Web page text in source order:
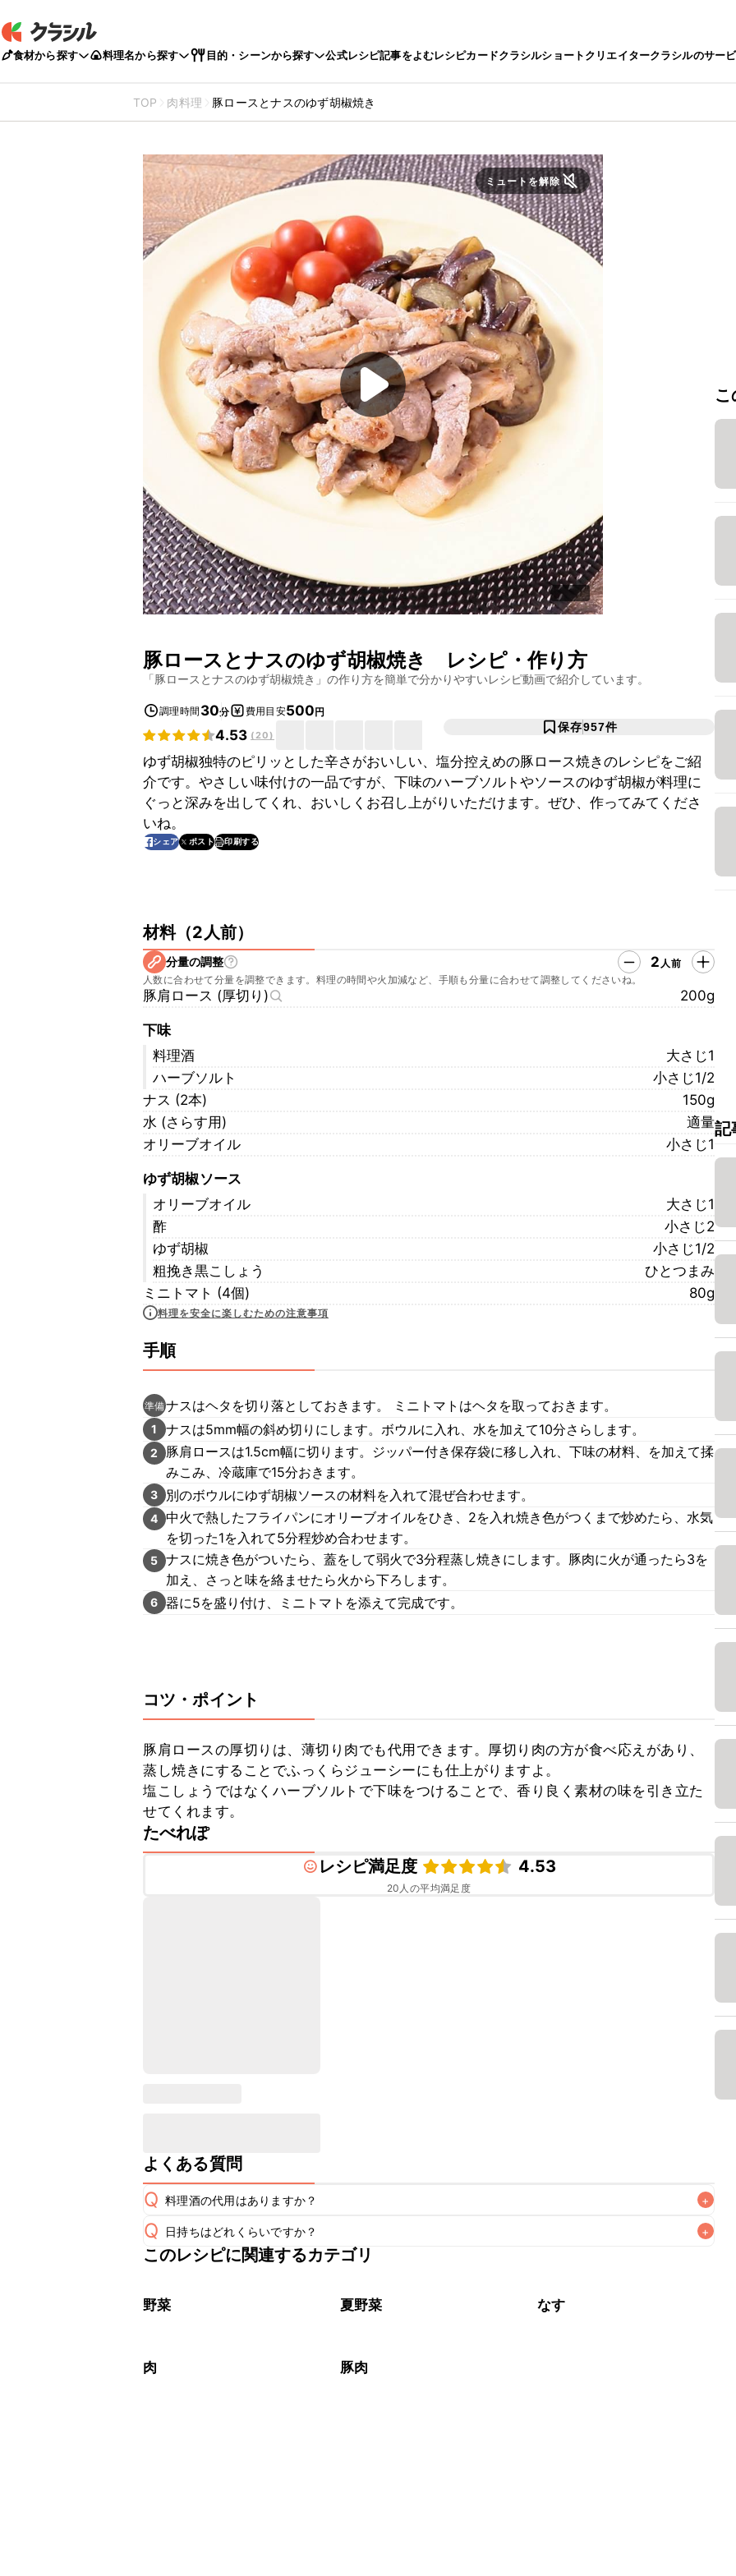
食材から探す 料理名から探す 目的・シーンから探す 公式レシピ記事をよむレシピカードクラシルショートクリエイタークラシルのサー
TOP 肉料理 豚ロースとナスのゆず胡椒焼き
ミュートを解除
豚ロースとナスのゆず胡椒焼き レシピ・作り方
「豚ロースとナスのゆず胡椒焼き 」の作り方を簡単で分かりやすいレシピ動画で紹介しています。
調理時間 30分 費用目安500円
4.53 (20)
保存957件
ゆず胡椒独特のピリッとした辛さがおいしい、塩分控えめの豚ロース焼きのレシピをご紹
介です。やさしい味付けの一品ですが、下味のハーブソルトやソースのゆず胡椒が料理に
ぐっと深みを出してくれ、おいしくお召し上がりいただけます。ぜひ、作ってみてくださ
いね。
シェア ポスト 印刷する
材料（2人前）
分量の調整 2 人前
人数に合わせて分量を調整できます。料理の時間や火加減など、手順も分量に合わせて調整してくださいね。
豚肩ロース (厚切り) 200g
下味
料理酒
大さじ1
ハーブソルト
小さじ1/2
ナス (2本)
150g
水 (さらす用)
適量
オリーブオイル
小さじ1
ゆず胡椒ソース
オリーブオイル
大さじ1
酢
小さじ2
ゆず胡椒
小さじ1/2
粗挽き黒こしょう
ひとつまみ
ミニトマト (4個)
80g
料理を安全に楽しむための注意事項
手順
準備ナスはヘタを切り落としておきます。 ミニトマトはヘタを取っておきます。
1 ナスは5mm幅の斜め切りにします。ボウルに入れ、水を加えて10分さらします。
2
豚肩ロースは1.5cm幅に切ります。ジッパー付き保存袋に移し入れ、下味の材料、を加えて揉
みこみ、冷蔵庫で15分おきます。
3 別のボウルにゆず胡椒ソースの材料を入れて混ぜ合わせます。
4 中火で熱したフライパンにオリーブオイルをひき、2を入れ焼き色がつくまで炒めたら、水気
を切った1を入れて5分程炒め合わせます。
5 ナスに焼き色がついたら、蓋をして弱火で3分程蒸し焼きにします。豚肉に火が通ったら3を
加え、さっと味を絡ませたら火から下ろします。
6 器に5を盛り付け、ミニトマトを添えて完成です。
コツ・ポイント
豚肩ロースの厚切りは、薄切り肉でも代用できます。厚切り肉の方が食べ応えがあり、
蒸し焼きにすることでふっくらジューシーにも仕上がりますよ。
塩こしょうではなくハーブソルトで下味をつけることで、香り良く素材の味を引き立た
せてくれます。
たべれぽ
レシピ満足度
4.53
20 人の平均満足度
よくある質問
Q 料理酒の代用はありますか？ +
A
Q 日持ちはどれくらいですか？ +
保存期間は冷蔵で翌日中が目安です。なるべくお早めにお召し上がりください。
※日持ちは目安です。
このレシピに関連するカテゴリ
野菜 夏野菜 なす
肉 豚肉
記